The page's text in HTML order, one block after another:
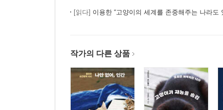
[읽다] 이용한 “고양이의 세계를 존중해주는 나라도
작가의 다른 상품